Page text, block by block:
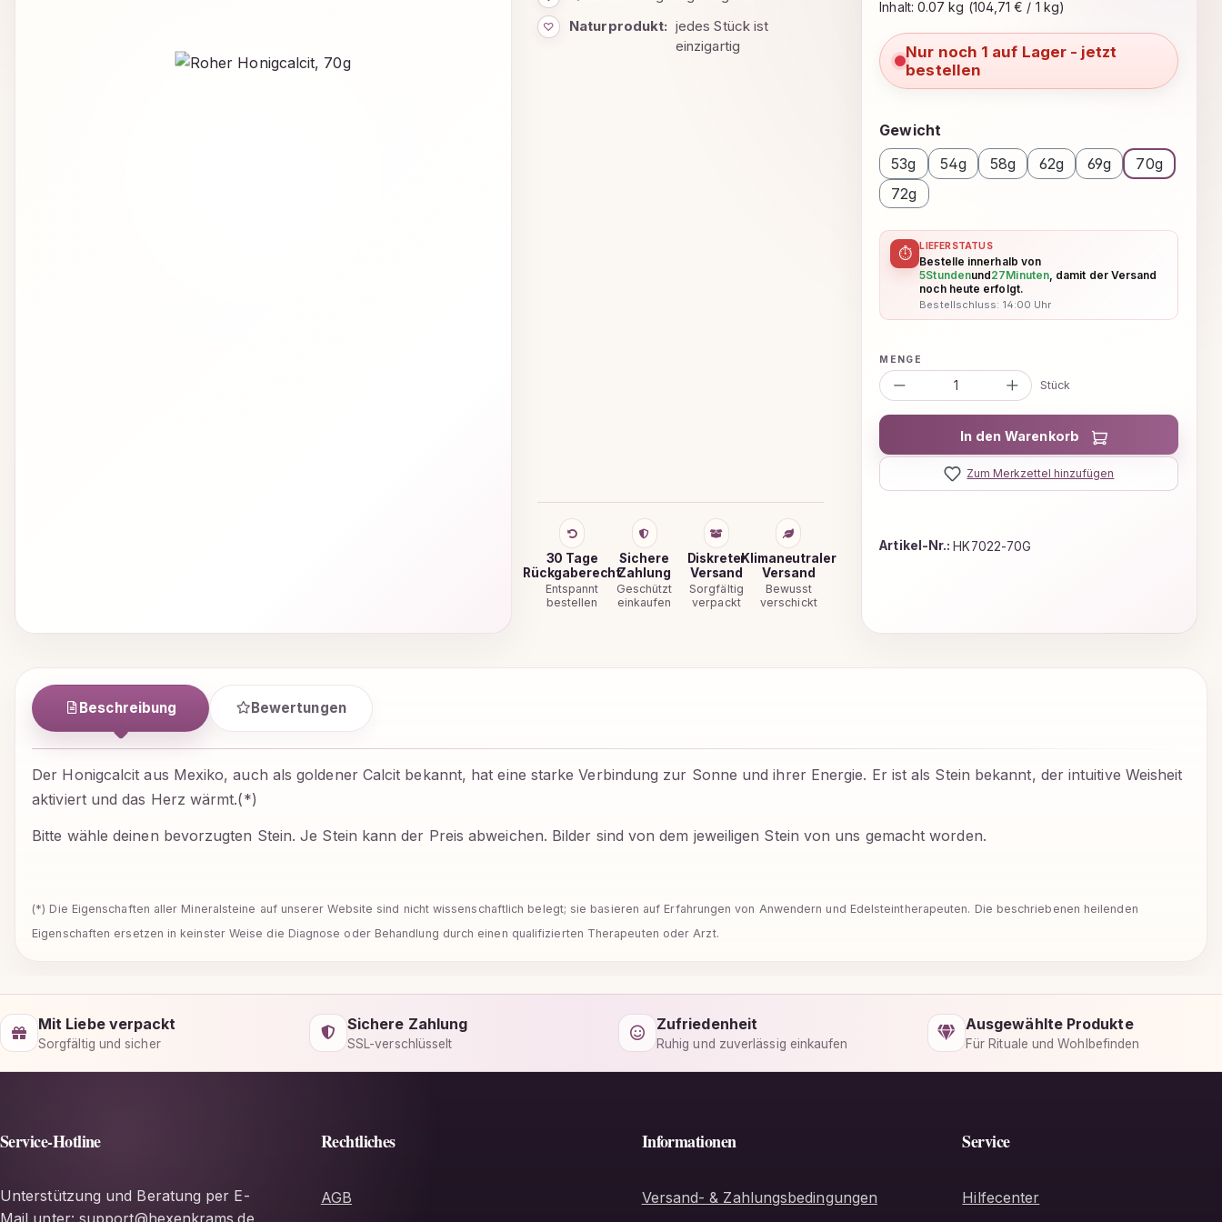
30 Tage
Rückgaberecht
Entspannt
bestellen
Sichere
Zahlung
Geschützt
einkaufen
Diskreter
Versand
Sorgfältig
verpackt
Klimaneutraler
Versand
Bewusst
verschickt
♡ Naturprodukt: jedes Stück ist
einzigartig
Inhalt: 0.07 kg (104,71 € / 1 kg)
Nur noch 1 auf Lager - jetzt
bestellen
Gewichtauswählen
53g
54g 58g 62g 69g
70g
72g
⏱ LIEFERSTATUS
Bestelle innerhalb von
5Stundenund27Minuten, damit der Versand
noch heute erfolgt.
Bestellschluss: 14:00 Uhr
Produkt Anzahl: Gib den
Stück
In den Warenkorb
Zum Merkzettel hinzufügen
Artikel-Nr.:HK7022-70G
Beschreibung Bewertungen
Der Honigcalcit aus Mexiko, auch als goldener Calcit bekannt, hat eine starke Verbindung zur Sonne und ihrer Energie. Er ist als Stein bekannt, der intuitive Weisheit
aktiviert und das Herz wärmt.(*)
Bitte wähle deinen bevorzugten Stein. Je Stein kann der Preis abweichen. Bilder sind von dem jeweiligen Stein von uns gemacht worden.
(*) Die Eigenschaften aller Mineralsteine auf unserer Website sind nicht wissenschaftlich belegt; sie basieren auf Erfahrungen von Anwendern und Edelsteintherapeuten. Die beschriebenen heilenden
Eigenschaften ersetzen in keinster Weise die Diagnose oder Behandlung durch einen qualifizierten Therapeuten oder Arzt.
Mit Liebe verpackt
Sorgfältig und sicher
Sichere Zahlung
SSL-verschlüsselt
Zufriedenheit
Ruhig und zuverlässig einkaufen
Ausgewählte Produkte
Für Rituale und Wohlbefinden
Service-Hotline
Unterstützung und Beratung per E-
Mail unter: support@hexenkrams.de
Rechtliches
AGB
Informationen
Versand- & Zahlungsbedingungen
Service
Hilfecenter